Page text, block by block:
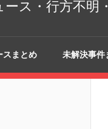
ース・行方不明
スまとめ 未解決事件